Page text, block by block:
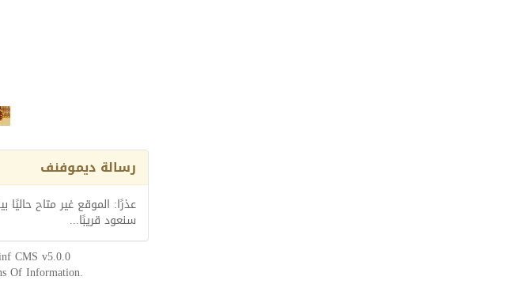
رسالة ديموفنف
عذرًا: الموقع غير متاح حاليًا
سنعود قريبًا...
CMS v5.0.0
Of Information.